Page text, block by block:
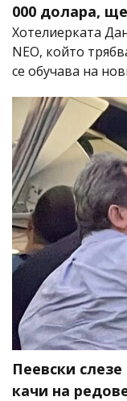
000 долара,
Хотелиерката
NEO, който
се обучава на
Пеевски
качи на